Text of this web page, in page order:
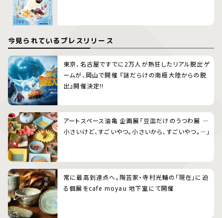
今見られているプレスリリース
東京、名古屋ですでに2万人が熱狂したリアル脱出ゲ
ームが、岡山で開催 『謎だらけの南極大陸からの脱
出』開催決定!!
アートスペース油亀 企画展「豆皿だけのうつわ展 ―
小さいけど、すごいやつ。小さいから、すごいやつ。―」
常に最高到達点へ。陶芸家・寺村光輔の「現在」に迫
る個展をcafe moyau 地下室にて開催